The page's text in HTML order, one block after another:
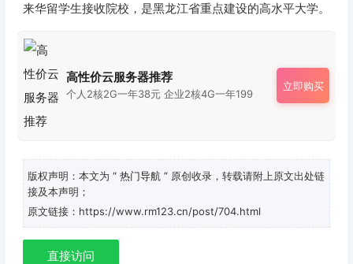
来华留学生接收院校，是黑龙江省重点建设的高水平大学。
高性价云服务器推荐
个人2核2G一年38元 企业2核4G一年199
立即购买
版权声明：本文为 “ 热门导航 ” 原创收录，转载请附上原文出处链
接及本声明；
原文链接：https://www.rm123.cn/post/704.html
直接访问